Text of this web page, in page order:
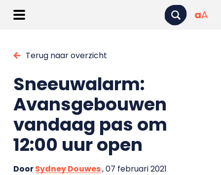
aA
Terug naar overzicht
Sneeuwalarm:
Avansgebouwen
vandaag pas om
12:00 uur open
DoorSydney Douwes, 07 februari 2021